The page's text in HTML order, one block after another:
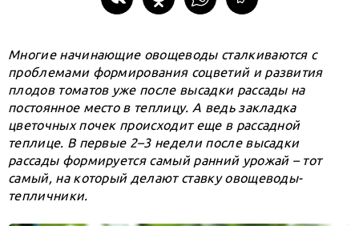
Многие начинающие овощеводы сталкиваются с
проблемами формирования соцветий и развития
плодов томатов уже после высадки рассады на
постоянное место в теплицу. А ведь закладка
цветочных почек происходит еще в рассадной
теплице. В первые 2–3 недели после высадки
рассады формируется самый ранний урожай – тот
самый, на который делают ставку овощеводы-
тепличники.